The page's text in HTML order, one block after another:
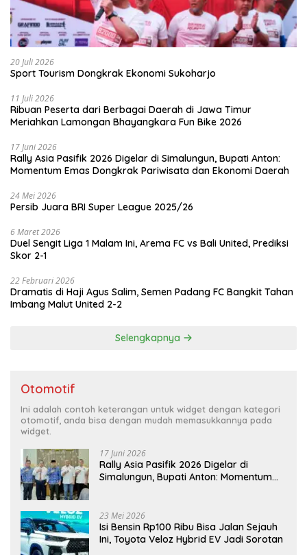
20 Juli 2026
Sport Tourism Dongkrak Ekonomi Sukoharjo
11 Juli 2026
Ribuan Peserta dari Berbagai Daerah di Jawa Timur
Meriahkan Lamongan Bhayangkara Fun Bike 2026
17 Juni 2026
Rally Asia Pasifik 2026 Digelar di Simalungun, Bupati Anton:
Momentum Emas Dongkrak Pariwisata dan Ekonomi Daerah
24 Mei 2026
Persib Juara BRI Super League 2025/26
6 Maret 2026
Duel Sengit Liga 1 Malam Ini, Arema FC vs Bali United, Prediksi
Skor 2-1
22 Februari 2026
Dramatis di Haji Agus Salim, Semen Padang FC Bangkit Tahan
Imbang Malut United 2-2
Selengkapnya
Otomotif
Ini adalah contoh keterangan untuk widget dengan kategori
otomotif, anda bisa dengan mudah memasukkannya pada
widget.
17 Juni 2026
Rally Asia Pasifik 2026 Digelar di
Simalungun, Bupati Anton: Momentum
23 Mei 2026
Isi Bensin Rp100 Ribu Bisa Jalan Sejauh
Ini, Toyota Veloz Hybrid EV Jadi Sorotan